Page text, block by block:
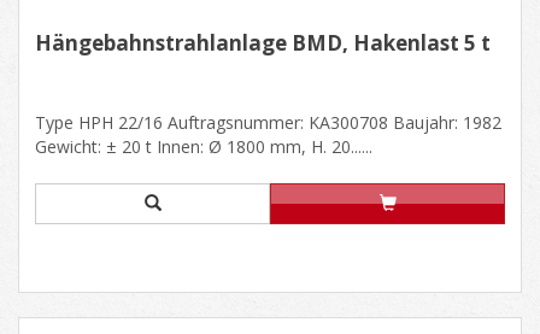
Hängebahnstrahlanlage BMD, Hakenlast 5 t
Type HPH 22/16 Auftragsnummer: KA300708 Baujahr: 1982
Gewicht: ± 20 t Innen: Ø 1800 mm, H. 20......